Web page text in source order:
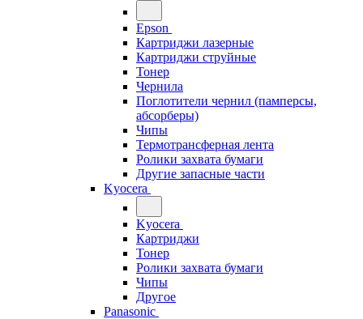
Epson
Картриджи лазерные
Картриджи струйные
Тонер
Чернила
Поглотители чернил (памперсы,
абсорберы)
Чипы
Термотрансферная лента
Ролики захвата бумаги
Другие запасные части
Kyocera
Kyocera
Картриджи
Тонер
Ролики захвата бумаги
Чипы
Другое
Panasonic